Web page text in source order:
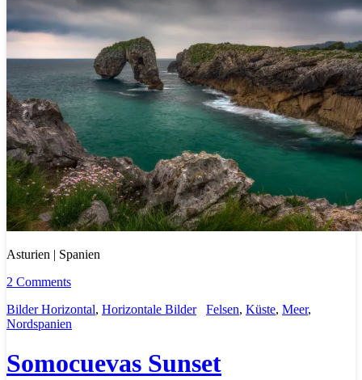
Asturien | Spanien
2 Comments
Bilder Horizontal, Horizontale Bilder Felsen, Küste, Meer,
Nordspanien
Somocuevas Sunset